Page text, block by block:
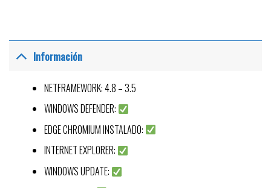
Información
NETFRAMEWORK: 4.8 – 3.5
WINDOWS DEFENDER:
EDGE CHROMIUM INSTALADO:
INTERNET EXPLORER:
WINDOWS UPDATE: